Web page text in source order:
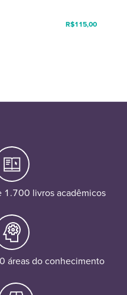
R$115,00
1.700 livros acadêmicos
áreas do conhecimento